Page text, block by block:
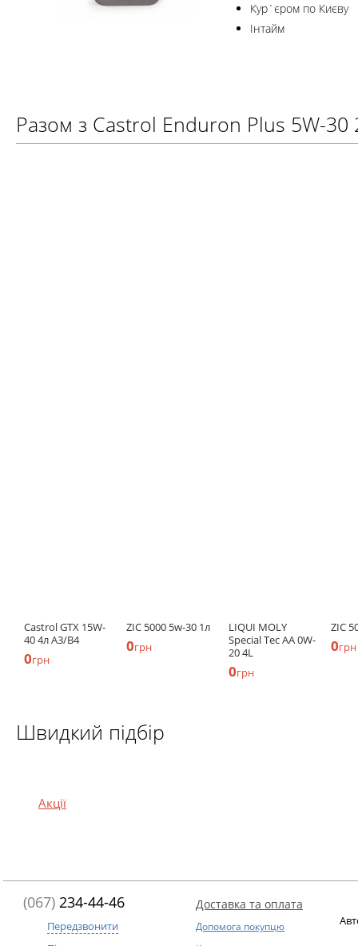
Кур`єром по Києву
Інтайм
Разом з Castrol Enduron Plus 5W-30
Castrol GTX 15W-
40 4л A3/B4
0грн
ZIC 5000 5w-30 1л
0грн
LIQUI MOLY
Special Tec АА 0W-
20 4L
0грн
ZIC
0грн
Швидкий підбір
Акції
(067) 234-44-46
Передзвонити
Доставка та оплата
Допомога покупцю